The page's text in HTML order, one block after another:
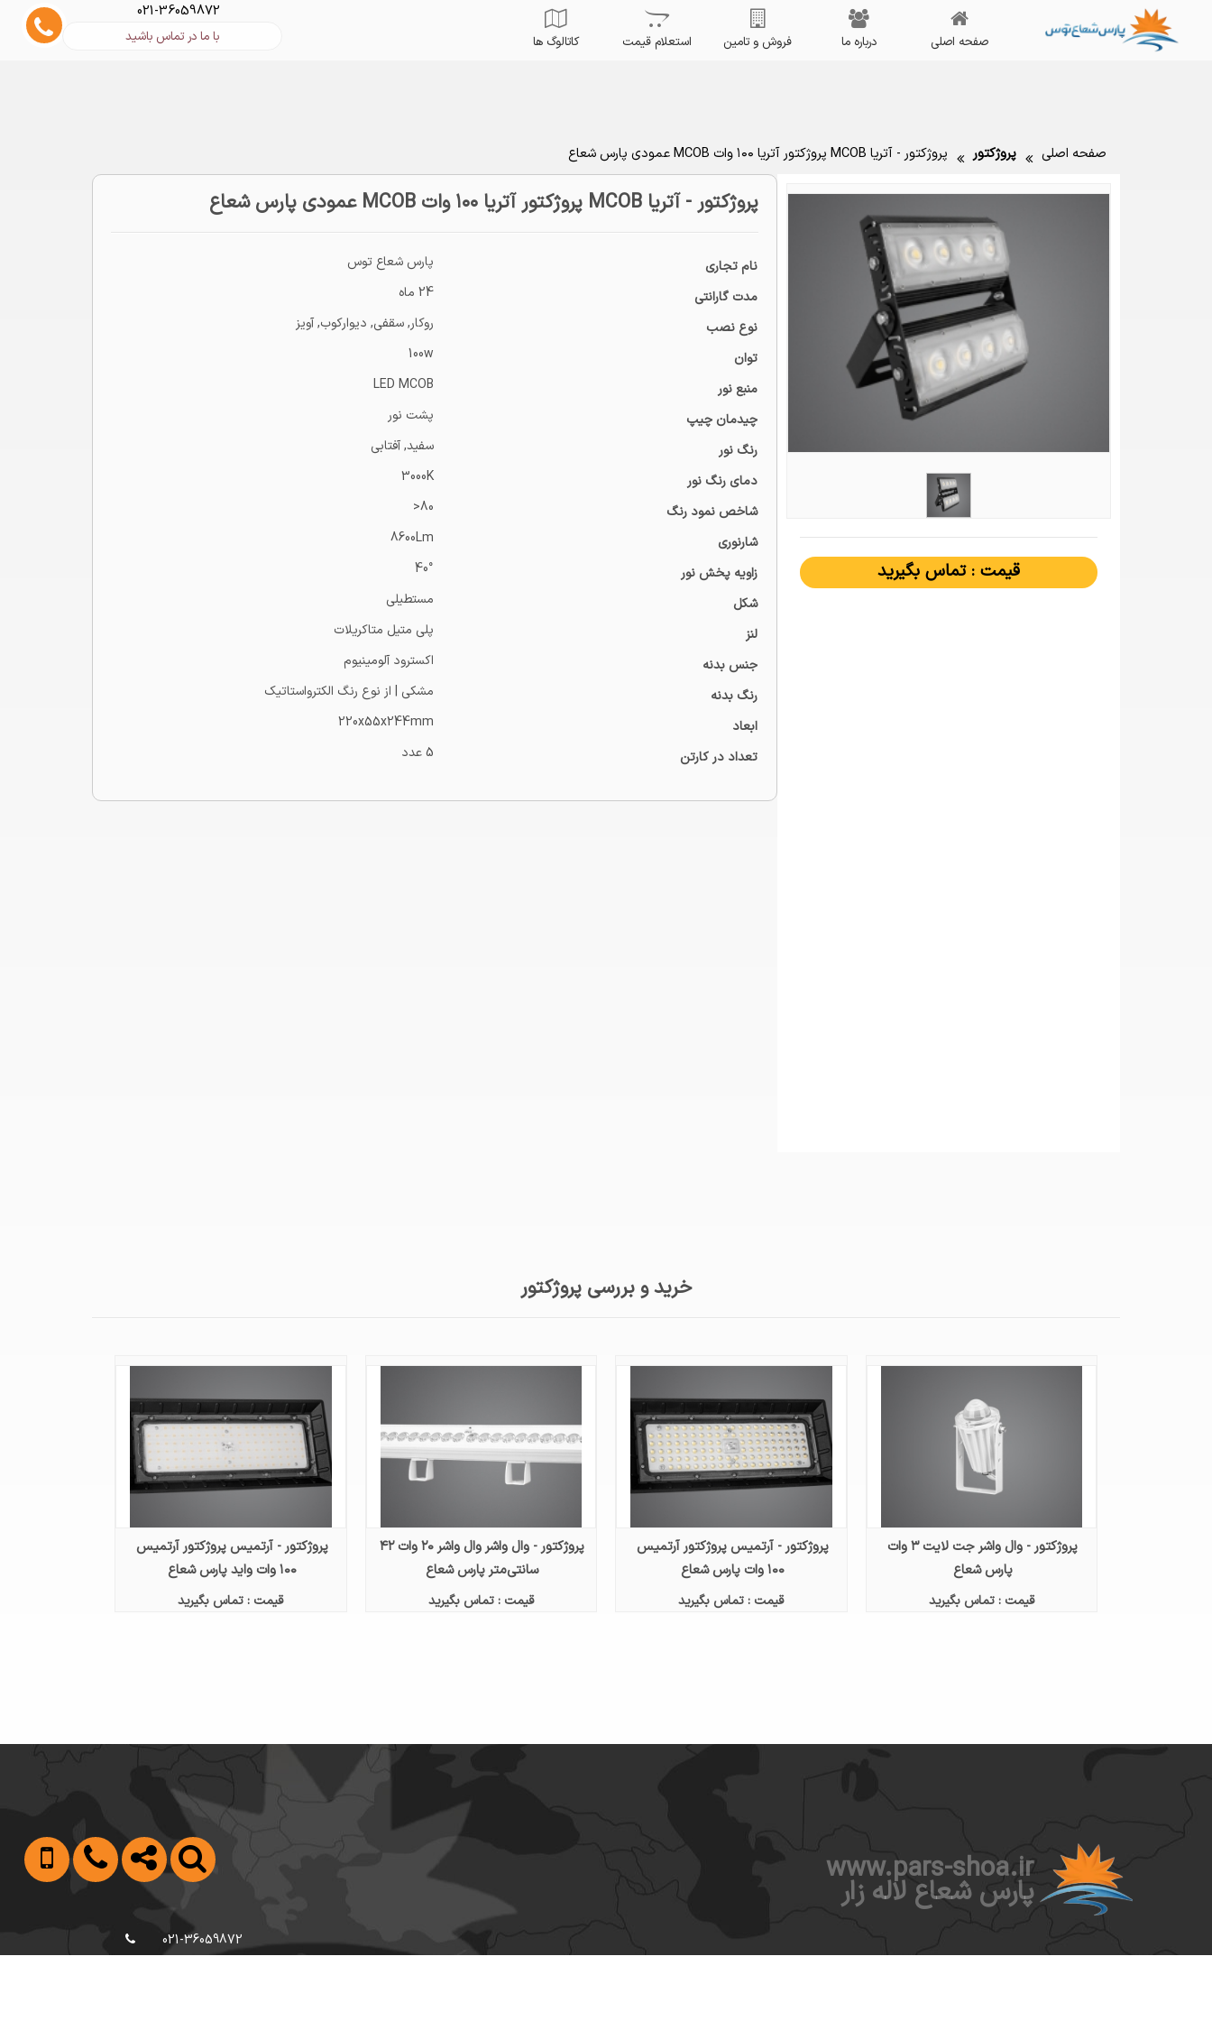
صفحه اصلی درباره ما فروش و تامین استعلام قیمت کاتالوگ ها
021-36059872
با ما در تماس باشید
صفحه اصلی پروژکتور پروژکتور - آتریا MCOB پروژکتور آتریا ۱۰۰ وات MCOB عمودی پارس شعاع
قیمت : تماس بگیرید
پروژکتور - آتریا MCOB پروژکتور آتریا ۱۰۰ وات MCOB عمودی پارس شعاع
نام تجاری
پارس شعاع توس
مدت گارانتی
24 ماه
نوع نصب
روکار,سقفی, دیوارکوب,آویز
توان
100w
منبع نور
LED MCOB
چیدمان چیپ
پشت نور
رنگ نور
سفید, آفتابی
دمای رنگ نور
3000K
شاخص نمود رنگ
80<
شارنوری
8600Lm
زاویه پخش نور
40°
شکل
مستطیلی
لنز
پلی متیل متاکریلات
جنس بدنه
اکسترود آلومینیوم
رنگ بدنه
مشکی | از نوع رنگ الکترواستاتیک
ابعاد
220x55x244mm
تعداد در کارتن
5 عدد
خرید و بررسی پروژکتور
پروژکتور - وال واشر جت لایت ۳ وات
پارس شعاع
قیمت : تماس بگیرید
پروژکتور - آرتمیس پروژکتور آرتمیس
۱۰۰ وات پارس شعاع
قیمت : تماس بگیرید
پروژکتور - وال واشر وال واشر ۲۰ وات ۴۲
سانتی‌متر پارس شعاع
قیمت : تماس بگیرید
پروژکتور - آرتمیس پروژکتور آرتمیس
۱۰۰ وات واید پارس شعاع
قیمت : تماس بگیرید
www.pars-shoa.ir
پارس شعاع لاله زار
021-36059872